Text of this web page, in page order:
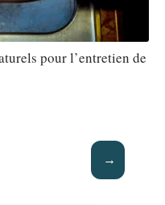
pour l’entretien de